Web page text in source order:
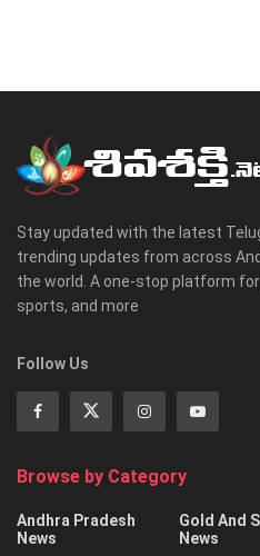
Stay updated with the latest
trending updates from across
the world. A one-stop platform
sports, and more
Follow Us
Browse by Category
Andhra Pradesh
News
Gold And
News